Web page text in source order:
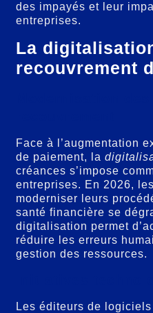
des impayés et leur
entreprises.
La
recouvrement
Face à l’augmentation
de paiement, la
créances s’impose
entreprises. En 2026,
moderniser leurs
santé financière se
digitalisation permet
réduire les erreurs
gestion des ressources.
Les éditeurs de